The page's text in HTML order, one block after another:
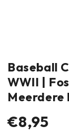
Baseball
WWII |
Meerdere
€8,95